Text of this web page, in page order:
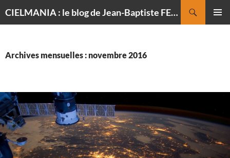
CIELMANIA : le blog de Jean-Baptiste FELDMANN, photographe du ciel
Archives mensuelles : novembre 2016